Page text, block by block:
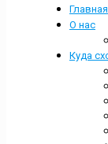
Главная
О нас
Куда